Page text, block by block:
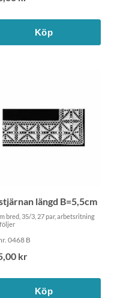
Köp
längd B=5,5cm
bred, 35/3, 27 par, arbetsritning
0468 B
kr
Köp